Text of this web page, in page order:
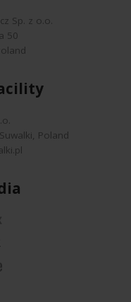
Sp. z o.o.
50
Poland